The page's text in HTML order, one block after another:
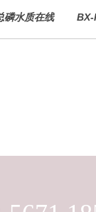
磷水质在线
BX-